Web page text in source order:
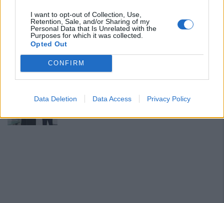
I want to opt-out of Collection, Use,
Retention, Sale, and/or Sharing of my
Personal Data that Is Unrelated with the
Purposes for which it was collected.
Opted Out
CONFIRM
Data Deletion Data Access Privacy Policy
7 Ago 2026
L'Ossese si prepara all'esordio in D: Forzati,
Cabrera, Tesio, Limongelli, Bolzicco e tanti
giovani tra i…
7 Ago 2026
Sportiva in Srl